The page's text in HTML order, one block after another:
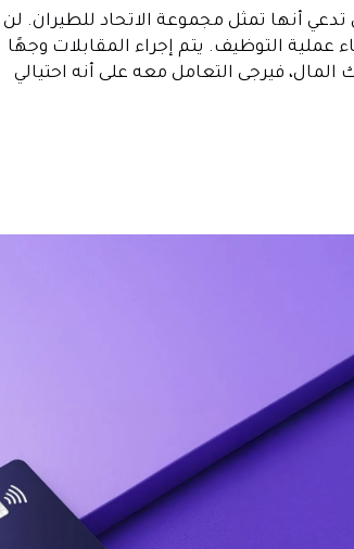
تدعي أنها تمثل مجموعة الاتحاد للطيران. لن
التوظيف. يتم إجراء المقابلات وجهًا
فيرجى التعامل معه على أنه احتيالي